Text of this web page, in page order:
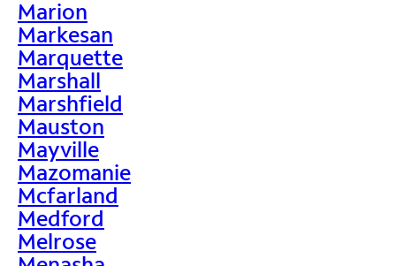
Marion
Markesan
Marquette
Marshall
Marshfield
Mauston
Mayville
Mazomanie
Mcfarland
Medford
Melrose